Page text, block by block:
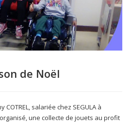
de Noël
COTREL, salariée chez SEGULA à
une collecte de jouets au profit